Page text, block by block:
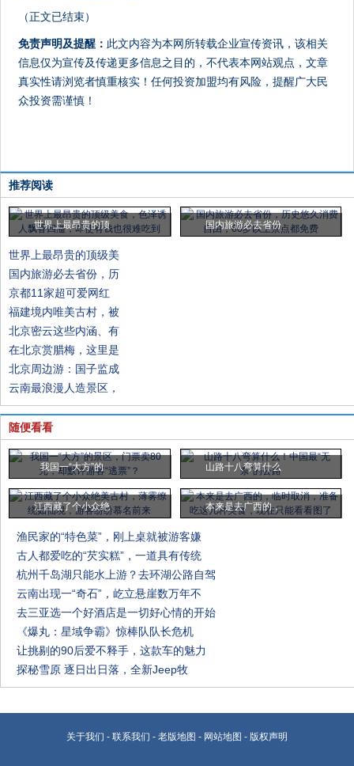
（正文已结束）
免责声明及提醒： 此文内容为本网所转载企业宣传资讯，该相关
信息仅为宣传及传递更多信息之目的，不代表本网站观点，文章
真实性请浏览者慎重核实！任何投资加盟均有风险，提醒广大民
众投资需谨慎！
推荐阅读
世界上最昂贵的顶 国内旅游必去省份
世界上最昂贵的顶级美
国内旅游必去省份，历
京都11家超可爱网红
福建境内唯美古村，被
北京密云这些内涵、有
在北京赏腊梅，这里是
北京周边游：国子监成
云南最浪漫人造景区，
随便看看
我国一“大方”的 山路十八弯算什么
江西藏了个小众绝 本来是去广西的，
渔民家的“特色菜”，刚上桌就被游客嫌
古人都爱吃的“芡实糕”，一道具有传统
杭州千岛湖只能水上游？去环湖公路自驾
云南出现一“奇石”，屹立悬崖数万年不
去三亚选一个好酒店是一切好心情的开始
《爆丸：星域争霸》惊棒队队长危机
让挑剔的90后爱不释手，这款车的魅力
探秘雪原 逐日出日落，全新Jeep牧
关于我们 - 联系我们 - 老版地图 - 网站地图 - 版权声明